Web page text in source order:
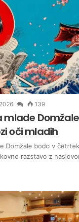
139
mlade
oči mladih
Domžale bodo v
razstavo z